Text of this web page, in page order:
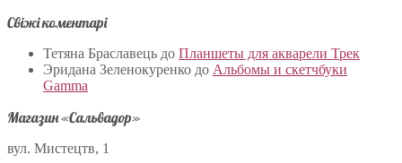
Свіжі коментарі
Тетяна Браславець до Планшеты для акварели Трек
Эридана Зеленокуренко до Альбомы и скетчбуки
Gamma
Магазин «Сальвадор»
вул. Мистецтв, 1